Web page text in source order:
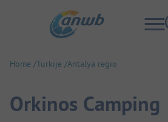
Home Turkije Antalya regio
Orkinos Camping